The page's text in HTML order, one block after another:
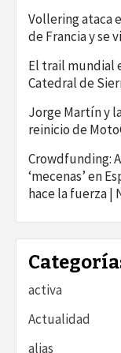
Vollering ataca
de Francia y se
El trail mundial
Catedral de
Jorge Martín y
reinicio de
Crowdfunding:
‘mecenas’ en
hace la fuerza |
activa
Actualidad
alias